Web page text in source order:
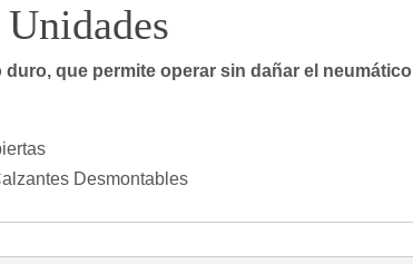
duro, que permite operar sin dañar el neumático
Desmontables